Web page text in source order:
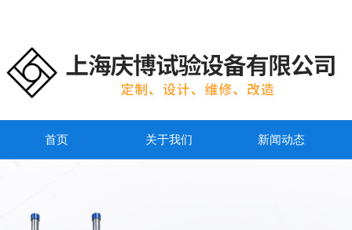
首页 关于我们 新闻动态